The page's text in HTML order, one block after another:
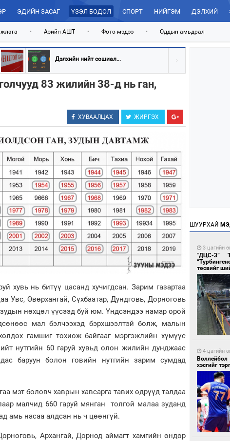
ЭДИЙН ЗАСАГ ҮЗЭЛ БОДОЛ СПОРТ НИЙГЭМ ДЭЛХИЙ
• Азийн АШТ • Фото мэдээ • Оддын амьдрал
Дэлхийн нийт сошиал...
83 жилийн 38-д нь ган,
ХУВААЛЦАХ ЖИРГЭХ
хувь нь битүү цасанд хучигдсан. Зарим газартаа
Увс, Өвөрхангай, Сүхбаатар, Дундговь, Дорноговь
нөхцөл үүсээд буй юм. Үндсэндээ намар орой
мал бэлчээхэд бэрхшээлтэй болж, малын
гамшиг тохиож байгааг мэргэжлийн хүмүүс
нутгийн 60 гаруй хувьд олон жилийн дунджаас
баруун болон говийн нутгийн зарим сумдад
мэт боловч хаврын хавсарга тавих өдрүүд талдаа
малчид 660 гаруй мянган толгой малаа зуданд
амь насаа алдсан нь ч цөөнгүй.
Архангай, Дорнод аймагт хамгийн өндөр
ШУУРХАЙ
3 цагийн
"ДЦС-3”
төсвийг
4 цагийн
хэсгийг